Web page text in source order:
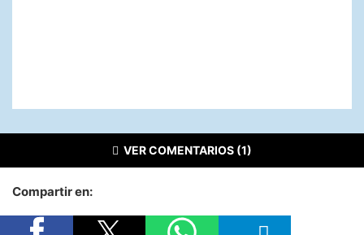
VER COMENTARIOS (1)
Compartir en: